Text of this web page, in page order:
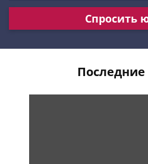
Спросить
Последние